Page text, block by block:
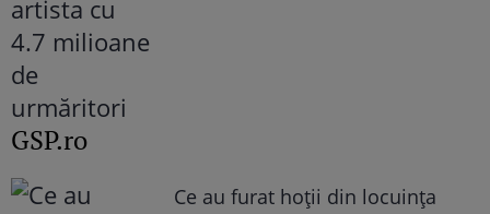
GSP.ro
Ce au furat hoții din locuința